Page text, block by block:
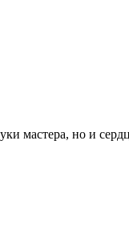
мастера, но и